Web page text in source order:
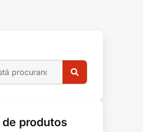
produtos